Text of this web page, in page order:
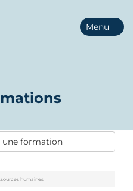
Menu
une formation
humaines